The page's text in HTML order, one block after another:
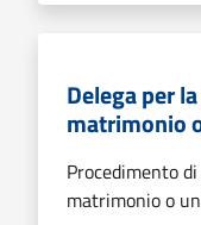
Delega per
matrimonio
Procedimento
matrimonio o